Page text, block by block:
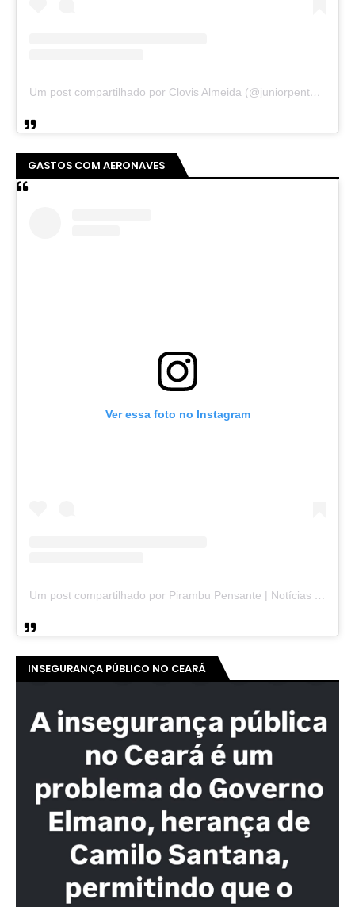
Um post compartilhado por Clovis Almeida (@juniorpentecoste01)
GASTOS COM AERONAVES
Ver essa foto no Instagram
Um post compartilhado por Pirambu Pensante | Notícias & Entretenimento (@pirambupensante)
INSEGURANÇA PÚBLICO NO CEARÁ